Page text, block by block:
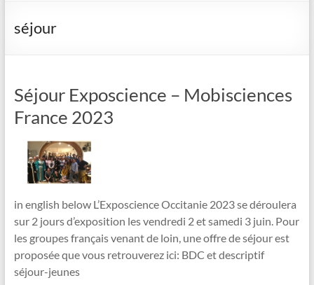
séjour
Séjour Exposcience – Mobisciences
France 2023
in english below L’Exposcience Occitanie 2023 se déroulera
sur 2 jours d’exposition les vendredi 2 et samedi 3 juin. Pour
les groupes français venant de loin, une offre de séjour est
proposée que vous retrouverez ici: BDC et descriptif
séjour-jeunes